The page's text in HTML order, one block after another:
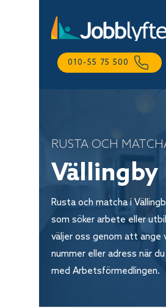
010-55 75 500
RUSTA OCH
Vällingby
Rusta och matcha i
som söker arbete eller
väljer oss genom att ange
nummer eller adress när
med Arbetsförmedlingen.
Lena